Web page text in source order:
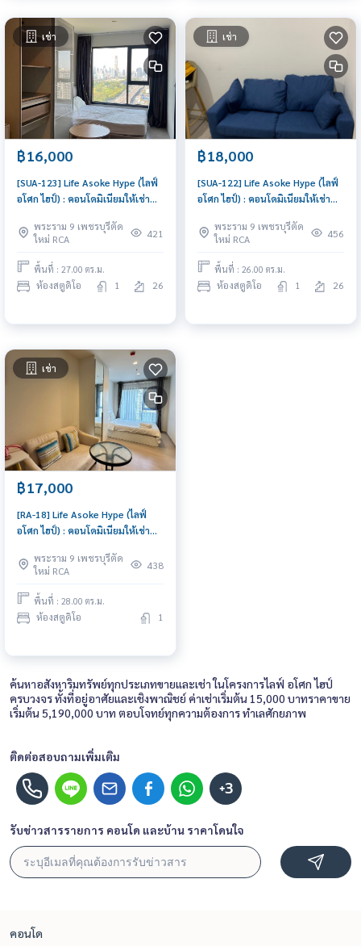
เช่า
฿16,000
[SUA-123] Life Asoke Hype (ไลฟ์
อโศก ไฮป์) : คอนโดมิเนียมให้เช่า
เข้าอยู่ทันที นัดดูห้องได้เลย
พระราม 9 เพชรบุรีตัด
ใหม่ RCA
421
พื้นที่ : 27.00 ตร.ม.
ห้องสตูดิโอ 1 26
เช่า
฿18,000
[SUA-122] Life Asoke Hype (ไลฟ์
อโศก ไฮป์) : คอนโดมิเนียมให้เช่า
ทำเลได้ ส่วนกลางจัดเต็ม
พระราม 9 เพชรบุรีตัด
ใหม่ RCA
456
พื้นที่ : 26.00 ตร.ม.
ห้องสตูดิโอ 1 26
เช่า
฿17,000
[RA-18] Life Asoke Hype (ไลฟ์
อโศก ไฮป์) : คอนโดมิเนียมให้เช่า
คอนโดให้เช่า ติดต่อเพื่อขอชมห้อง
ได้ วันนี้
พระราม 9 เพชรบุรีตัด
ใหม่ RCA
438
พื้นที่ : 28.00 ตร.ม.
ห้องสตูดิโอ 1
ค้นหาอสังหาริมทรัพย์ทุกประเภทขายและเช่า ในโครงการไลฟ์ อโศก ไฮป์
ครบวงจร ทั้งที่อยู่อาศัยและเชิงพาณิชย์ ค่าเช่าเริ่มต้น 15,000 บาทราคาขาย
เริ่มต้น 5,190,000 บาท ตอบโจทย์ทุกความต้องการ ทำเลศักยภาพ
ติดต่อสอบถามเพิ่มเติม
+3
รับข่าวสารรายการ คอนโด และบ้าน ราคาโดนใจ
คอนโด